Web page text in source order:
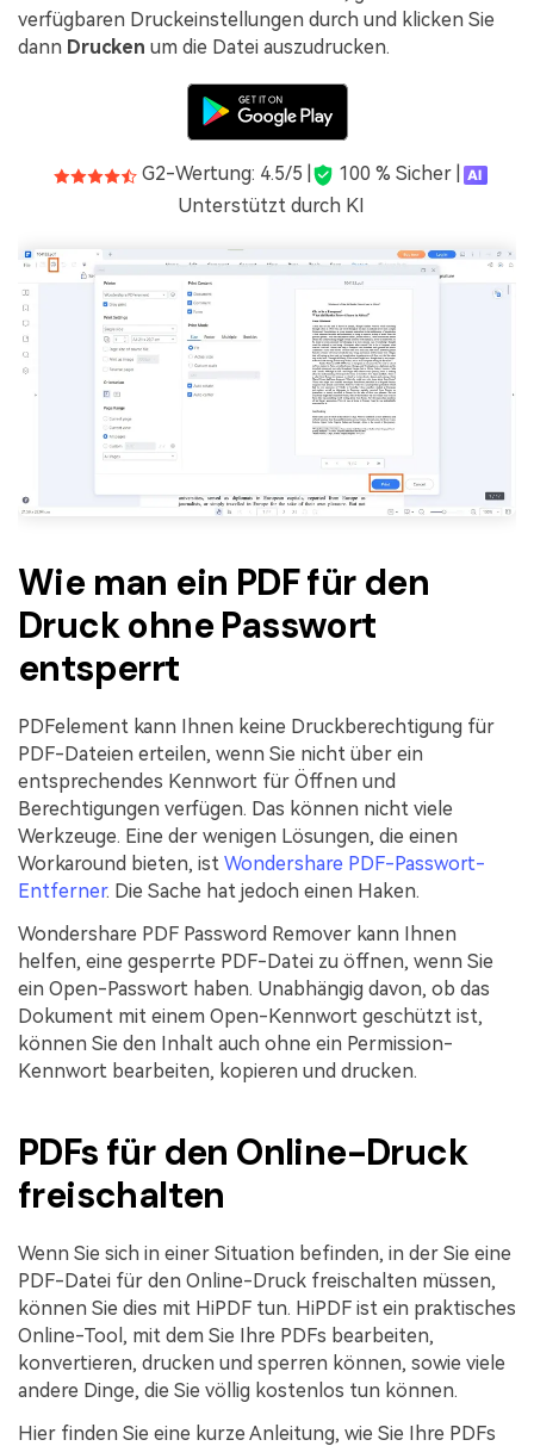
verfügbaren Druckeinstellungen durch und klicken Sie
dann Drucken um die Datei auszudrucken.
G2-Wertung: 4.5/5 |
100 % Sicher |
Unterstützt durch KI
Wie man ein PDF für den
Druck ohne Passwort
entsperrt
PDFelement kann Ihnen keine Druckberechtigung für
PDF-Dateien erteilen, wenn Sie nicht über ein
entsprechendes Kennwort für Öffnen und
Berechtigungen verfügen. Das können nicht viele
Werkzeuge. Eine der wenigen Lösungen, die einen
Workaround bieten, ist Wondershare PDF-Passwort-
Entferner. Die Sache hat jedoch einen Haken.
Wondershare PDF Password Remover kann Ihnen
helfen, eine gesperrte PDF-Datei zu öffnen, wenn Sie
ein Open-Passwort haben. Unabhängig davon, ob das
Dokument mit einem Open-Kennwort geschützt ist,
können Sie den Inhalt auch ohne ein Permission-
Kennwort bearbeiten, kopieren und drucken.
PDFs für den Online-Druck
freischalten
Wenn Sie sich in einer Situation befinden, in der Sie eine
PDF-Datei für den Online-Druck freischalten müssen,
können Sie dies mit HiPDF tun. HiPDF ist ein praktisches
Online-Tool, mit dem Sie Ihre PDFs bearbeiten,
konvertieren, drucken und sperren können, sowie viele
andere Dinge, die Sie völlig kostenlos tun können.
Hier finden Sie eine kurze Anleitung, wie Sie Ihre PDFs